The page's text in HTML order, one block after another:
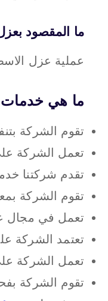
ما المقصود
عملية عزل
ما هي خدمات
تقوم الشركة
تعمل الشركة
تقدم شركتنا
تقوم الشركة
تعمل في مجال
تعتمد الشركة
تعمل الشركة
تقوم الشركة